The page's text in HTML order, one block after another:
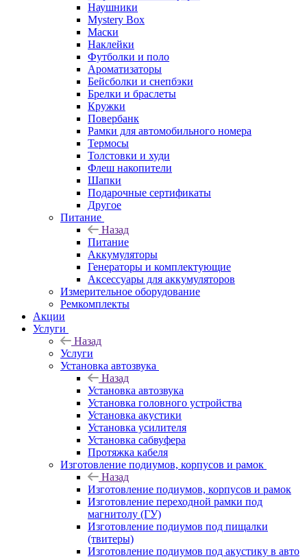
Наушники
Mystery Box
Маски
Наклейки
Футболки и поло
Ароматизаторы
Бейсболки и снепбэки
Брелки и браслеты
Кружки
Повербанк
Рамки для автомобильного номера
Термосы
Толстовки и худи
Флеш накопители
Шапки
Подарочные сертификаты
Другое
Питание
Назад
Питание
Аккумуляторы
Генераторы и комплектующие
Аксессуары для аккумуляторов
Измерительное оборудование
Ремкомплекты
Акции
Услуги
Назад
Услуги
Установка автозвука
Назад
Установка автозвука
Установка головного устройства
Установка акустики
Установка усилителя
Установка сабвуфера
Протяжка кабеля
Изготовление подиумов, корпусов и рамок
Назад
Изготовление подиумов, корпусов и рамок
Изготовление переходной рамки под
магнитолу (ГУ)
Изготовление подиумов под пищалки
(твитеры)
Изготовление подиумов под акустику в авто